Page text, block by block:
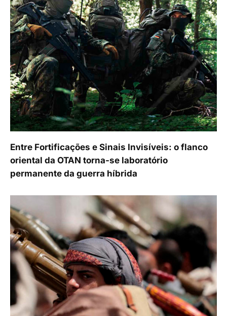
Entre Fortificações e Sinais Invisíveis: o flanco
oriental da OTAN torna-se laboratório
permanente da guerra híbrida